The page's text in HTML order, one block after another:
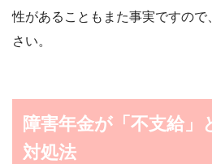
性があることもまた事実ですの
さい。
障害年金が「不支給」
対処法